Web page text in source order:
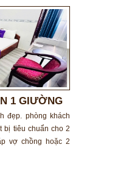
1 GIƯỜNG
đẹp. phòng khách
bị tiêu chuẩn cho 2
vợ chồng hoặc 2